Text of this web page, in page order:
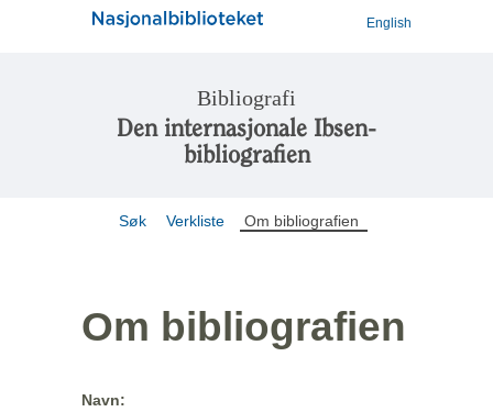
English
Bibliografi
Den internasjonale Ibsen-
bibliografien
Søk Verkliste Om bibliografien
Om bibliografien
Navn: